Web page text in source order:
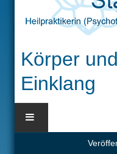
Körper
Einklang